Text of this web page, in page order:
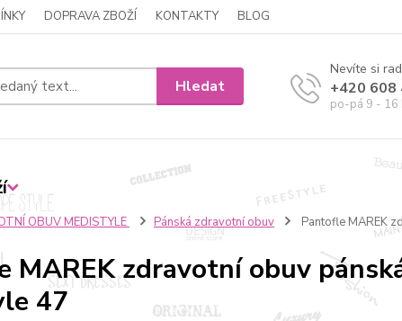
DOPRAVA ZBOŽÍ KONTAKTY BLOG
Hledat
Nevíte si
+420 608
po-pá 9 - 16
OBUV MEDISTYLE Pánská zdravotní obuv Pantofle MAREK
MAREK zdravotní obuv
47